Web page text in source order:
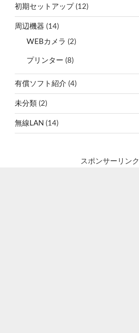
初期セットアップ(12)
周辺機器 (14)
WEBカメラ (2)
プリンター (8)
有償ソフト紹介 (4)
未分類 (2)
無線LAN (14)
スポンサーリンク